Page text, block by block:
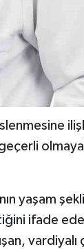
yaşam
ifade
vardiyalı